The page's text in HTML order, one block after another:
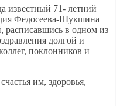
известный 71- летний
Федосеева-Шукшина
в одном из
долгой и
поклонников и
им, здоровья,